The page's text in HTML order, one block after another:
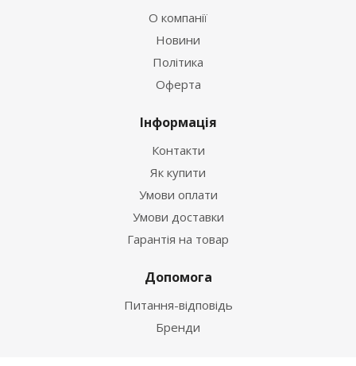
О компанії
Новини
Політика
Оферта
Інформація
Контакти
Як купити
Умови оплати
Умови доставки
Гарантія на товар
Допомога
Питання-відповідь
Бренди